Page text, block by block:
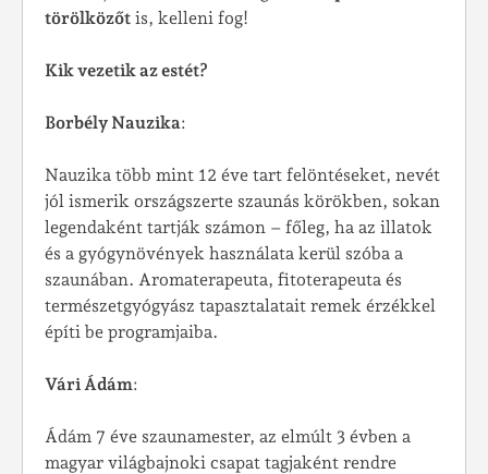
törölközőt is, kelleni fog!
Kik vezetik az estét?
Borbély Nauzika:
Nauzika több mint 12 éve tart felöntéseket, nevét
jól ismerik országszerte szaunás körökben, sokan
legendaként tartják számon – főleg, ha az illatok
és a gyógynövények használata kerül szóba a
szaunában. Aromaterapeuta, fitoterapeuta és
természetgyógyász tapasztalatait remek érzékkel
építi be programjaiba.
Vári Ádám:
Ádám 7 éve szaunamester, az elmúlt 3 évben a
magyar világbajnoki csapat tagjaként rendre